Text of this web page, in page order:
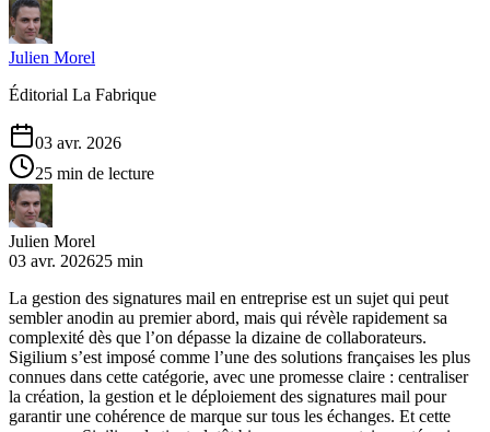
Julien Morel
Éditorial La Fabrique
03 avr. 2026
25 min de lecture
Julien Morel
03 avr. 202625 min
La gestion des signatures mail en entreprise est un sujet qui peut
sembler anodin au premier abord, mais qui révèle rapidement sa
complexité dès que l’on dépasse la dizaine de collaborateurs.
Sigilium s’est imposé comme l’une des solutions françaises les plus
connues dans cette catégorie, avec une promesse claire : centraliser
la création, la gestion et le déploiement des signatures mail pour
garantir une cohérence de marque sur tous les échanges. Et cette